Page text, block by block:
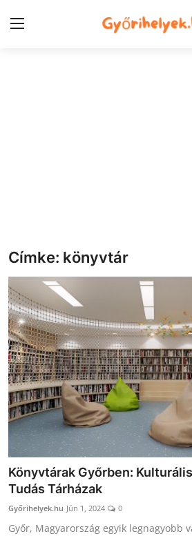
Tech
Receptek
Galéria
Címke: könyvtár
Könyvtárak Győrben:
Tudás Tárházak
Győrihelyek.hu Jún 1, 2024 0
Győr, Magyarország egyik legnagyobb